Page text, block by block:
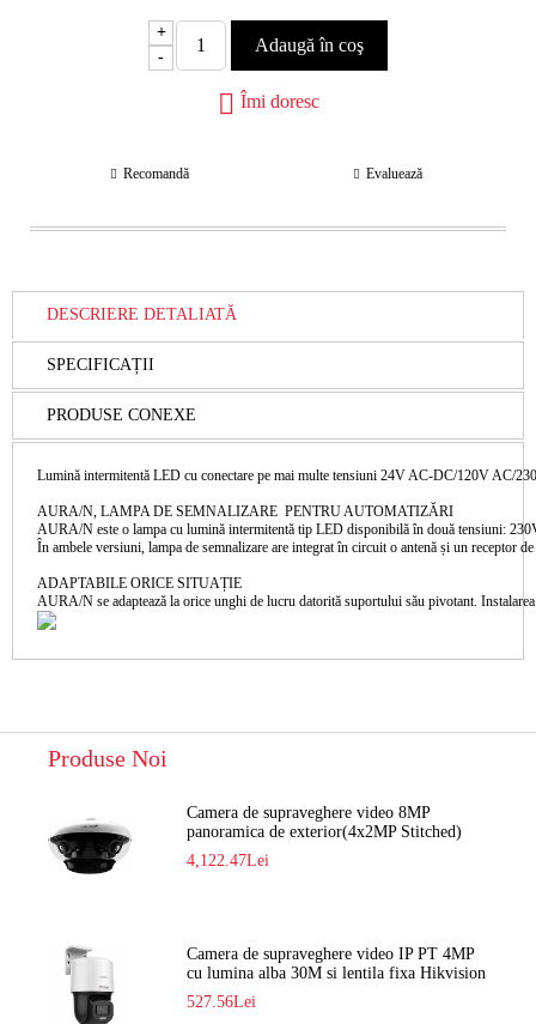
+
-
Îmi doresc
Recomandă Evaluează
DESCRIERE DETALIATĂ
SPECIFICAȚII
PRODUSE CONEXE
AURA/N, LAMPA DE SEMNALIZARE  PENTRU AUTOMATIZĂRI
AURA/N este o lampa cu lumină intermitentă tip LED disponibilă în două tensiuni:
ADAPTABILE ORICE SITUAȚIE
Produse Noi
Camera de supraveghere video 8MP
panoramica de exterior(4x2MP Stitched)
Navaio NGC-7482PR
4,122.47Lei
Camera de supraveghere video IP PT 4MP
cu lumina alba 30M si lentila fixa Hikvision
DS-2DE2C400SCG-E F1
527.56Lei